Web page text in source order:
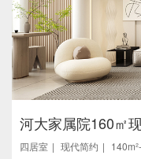
河大家属院160㎡
四居室 现代简约